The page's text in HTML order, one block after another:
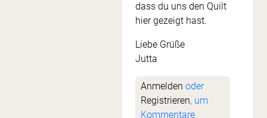
dass du uns den Quilt
hier gezeigt hast.
Liebe Grüße
Jutta
Anmelden oder
Registrieren, um
Kommentare